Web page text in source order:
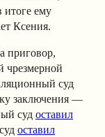
итоге ему
Ксения.
приговор,
чрезмерной
суд
заключения —
суд оставил
оставил